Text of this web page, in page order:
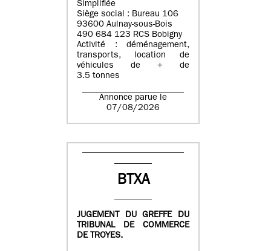
Simplifiée
Siège social : Bureau 106
93600 Aulnay-sous-Bois
490 684 123 RCS Bobigny
Activité : déménagement,
transports, location de
véhicules de + de
3.5 tonnes
Annonce parue le
07/08/2026
BTXA
JUGEMENT DU GREFFE DU
TRIBUNAL DE COMMERCE
DE TROYES.